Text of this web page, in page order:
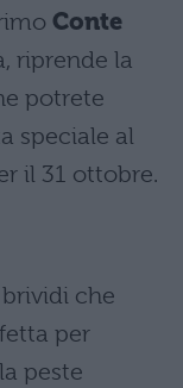
Conte
riprende la
potrete
speciale al
il 31 ottobre.
brividi che
per
peste